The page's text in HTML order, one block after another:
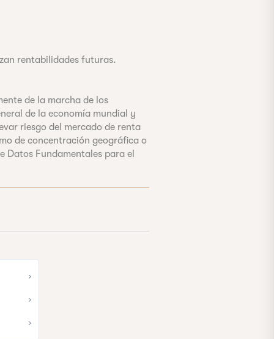
rentabilidades futuras.
de la marcha de los
de la economía mundial y
riesgo del mercado de renta
de concentración geográfica o
Fundamentales para el